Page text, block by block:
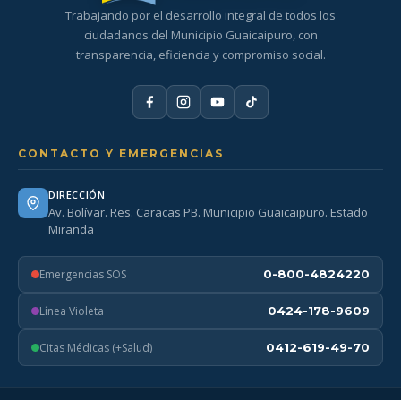
Trabajando por el desarrollo integral de todos los
ciudadanos del Municipio Guaicaipuro, con
transparencia, eficiencia y compromiso social.
CONTACTO Y EMERGENCIAS
DIRECCIÓN
Av. Bolívar. Res. Caracas PB. Municipio Guaicaipuro. Estado
Miranda
Emergencias SOS 0-800-4824220
Línea Violeta 0424-178-9609
Citas Médicas (+Salud) 0412-619-49-70